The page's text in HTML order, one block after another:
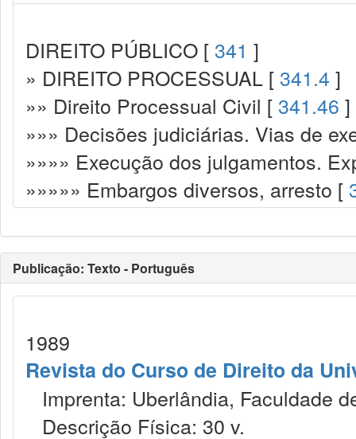
DIREITO PÚBLICO [ 341 ]
» DIREITO PROCESSUAL [ 341.4 ]
»» Direito Processual Civil [ 341.46 ]
»»» Decisões judiciárias. Vias de
»»»» Execução dos julgamentos.
»»»»» Embargos diversos, arresto [
Publicação: Texto - Português
1989
Revista do Curso de Direito da
Imprenta: Uberlândia, Faculdade
Descrição Física: 30 v.